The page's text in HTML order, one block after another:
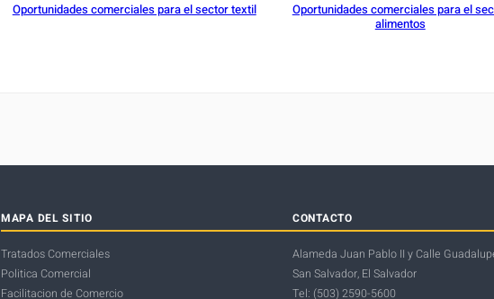
Oportunidades comerciales para el sector textil
Oportunidades comerciales para el
alimentos
MAPA DEL SITIO
Tratados Comerciales
Politica Comercial
Facilitacion de Comercio
CONTACTO
Alameda Juan Pablo II y Calle
San Salvador, El Salvador
Tel: (503) 2590-5600